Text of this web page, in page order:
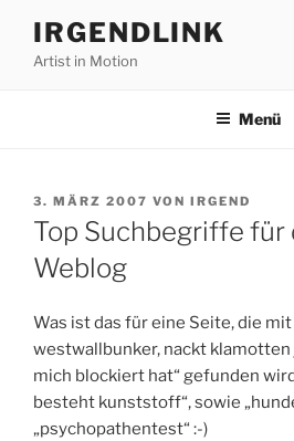
Inhalt
springen
IRGENDLINK
Artist in Motion
Menü
VERÖFFENTLICHT
AM
3. MÄRZ 2007 VON IRGEND
Top Suchbegriffe für
Weblog
Was ist das für eine Seite, die
westwallbunker, nackt klamotten
mich blockiert hat“ gefunden
besteht kunststoff“, sowie
„psychopathentest“ :-)